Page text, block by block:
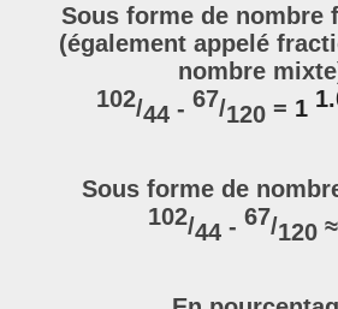
Sous forme de nombre
(également appelé
nombre
102/44 - 67/120 = 1
Sous forme de
102/44 - 67/120≈